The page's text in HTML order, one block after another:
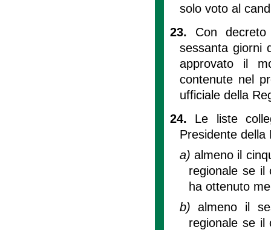
solo voto al
23. Con
sessanta giorni
approvato il
contenute nel
ufficiale della
24. Le liste
Presidente della
a) almeno il
regionale se il
ha ottenuto
b)almeno il
regionale se il